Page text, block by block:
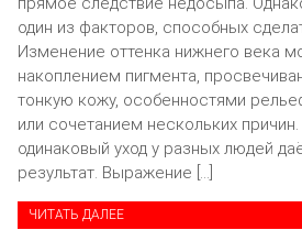
один из факторов, способных
Изменение оттенка нижнего века
накоплением пигмента,
тонкую кожу, особенностями
или сочетанием нескольких
одинаковый уход у разных людей
результат. Выражение […]
ЧИТАТЬ ДАЛЕЕ